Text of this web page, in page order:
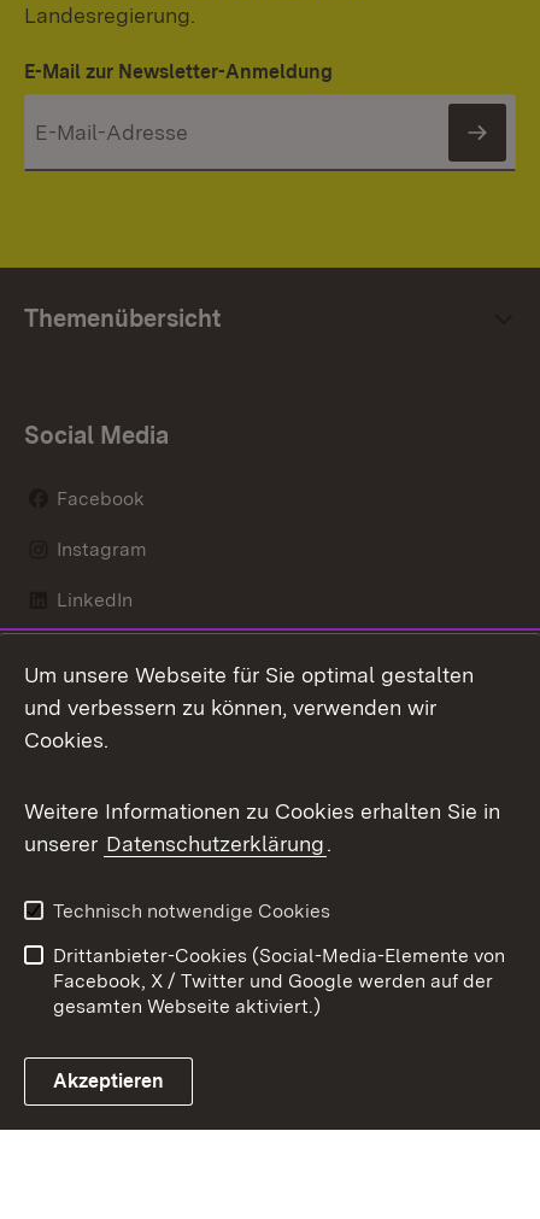
Landesregierung.
E-Mail zur Newsletter-Anmeldung
Themenübersicht
Social Media
Facebook
Instagram
LinkedIn
X / Twitter
Youtube
Link zum Landesportal
Kontakt
Datenschutz
Barrierefreiheit
Impressum
Cookies
Um unsere Webseite für Sie optimal gestalten
und verbessern zu können, verwenden wir
Cookies.
Weitere Informationen zu Cookies erhalten Sie in
unserer Datenschutzerklärung.
Technisch notwendige Cookies
Drittanbieter-Cookies (Social-Media-Elemente von
Facebook, X / Twitter und Google werden auf der
gesamten Webseite aktiviert.)
Akzeptieren